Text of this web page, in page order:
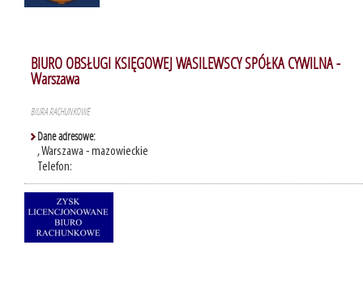
BIURO OBSŁUGI KSIĘGOWEJ WASILEWSCY SPÓŁKA CYWILNA -
Warszawa
BIURA RACHUNKOWE
Dane adresowe:
, Warszawa - mazowieckie
Telefon: